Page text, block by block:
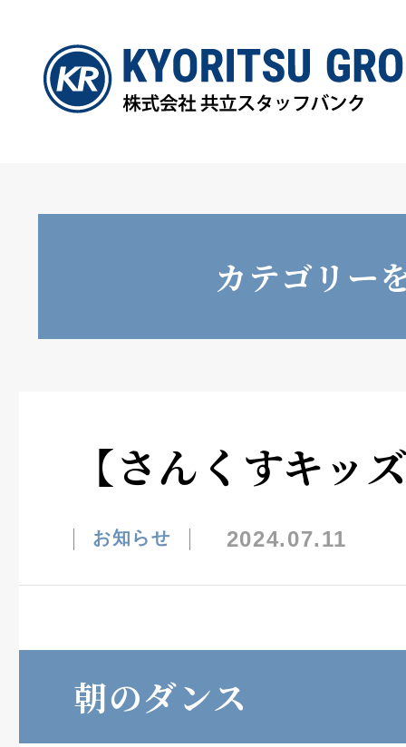
カテゴリー
【さんくすキッ
お知らせ 2024.07.11
朝のダンス